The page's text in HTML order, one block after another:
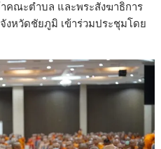
คณะตำบล และพระสังฆาธิการ
หวัดชัยภูมิ เข้าร่วมประชุมโดย